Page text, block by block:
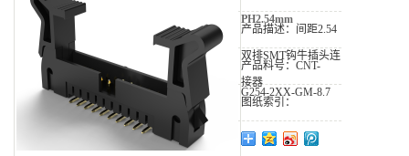
PH2.54mm
产品描述： 间距2.54
双排SMT钩牛插头连
接器
产品料号： CNT-
G254-2XX-GM-8.7
图纸索引：